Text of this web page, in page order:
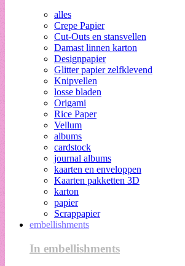
alles
Crepe Papier
Cut-Outs en stansvellen
Damast linnen karton
Designpapier
Glitter papier zelfklevend
Knipvellen
losse bladen
Origami
Rice Paper
Vellum
albums
cardstock
journal albums
kaarten en enveloppen
Kaarten pakketten 3D
karton
papier
Scrappapier
embellishments
In embellishments